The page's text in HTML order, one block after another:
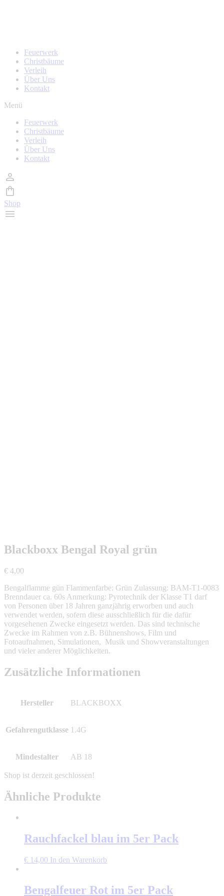
Feuerwerk
Christbäume
Verleih
Über Uns
Kontakt
Menü
Feuerwerk
Christbäume
Verleih
Über Uns
Kontakt
Shop
Blackboxx Bengal Royal grün
€ 4,00
Bengalflamme gün Flammenfarbe: Grün Zulassung: BAM-T1-0083
Brenndauer ca. 60s Anmerkung: Pyrotechnik der Klasse T1 darf
von Personen über 18 Jahren ganzjährig erworben und auch
verwendet werden, sofern diese ausschließlich für die dafür
vorgesehenen Zwecke eingesetzt werden. Das sind technische
Zwecke im Rahmen von z.B. Bühnenshows, Film und
Fotoaufnahmen, Simulationen, Musik und Showveranstaltungen
und vieler anderer Möglichkeiten.
Zusätzliche Informationen
Hersteller BLACKBOXX
Gefahrengutklasse 1.4G
Mindestalter AB 18
Ähnliche Produkte
Rauchfackel blau im 5er Pack
€ 14,00 In den Warenkorb
Bengalfeuer Rot im 5er Pack